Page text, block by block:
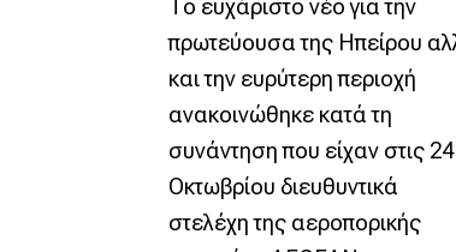
Το ευχάριστο νέο για την
πρωτεύουσα της Ηπείρου
και την ευρύτερη περιοχή
ανακοινώθηκε κατά τη
συνάντηση που είχαν στις 24
Οκτωβρίου διευθυντικά
στελέχη της αεροπορικής